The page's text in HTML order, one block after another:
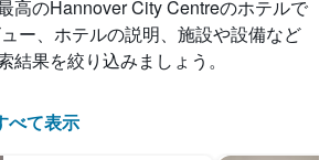
高のHannover City Centre​のホテルで
ー、ホテルの説明、施設や設備など
結果を絞り込みましょう。
べて表示